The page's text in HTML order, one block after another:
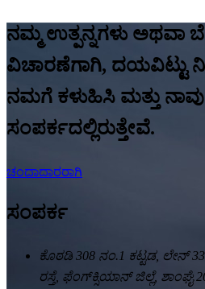
ನಮ್ಮ ಉತ್ಪನ್ನಗಳು ಅಥವಾ
ವಿಚಾರಣೆಗಾಗಿ, ದಯವಿಟ್ಟು
ನಮಗೆ ಕಳುಹಿಸಿ ಮತ್ತು
ಸಂಪರ್ಕದಲ್ಲಿರುತ್ತೇವೆ.
ಚಂದಾದಾರರಾಗಿ
ಸಂಪರ್ಕ
ಕೊಠಡಿ 308 ನಂ.1 ಕಟ್ಟಡ, ಲೇನ್
ರಸ್ತೆ, ಫೆಂಗ್‌ಕ್ಸಿಯಾನ್ ಜಿಲ್ಲೆ, ಶಾಂಘೈ